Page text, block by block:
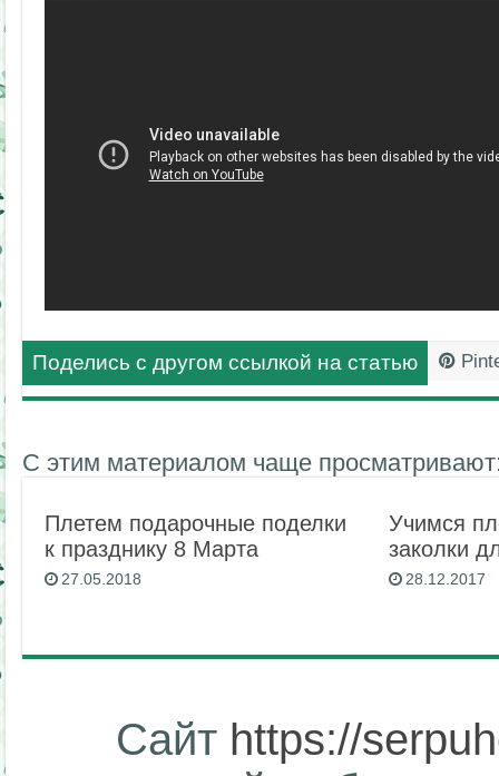
Поделись с другом ссылкой на статью
С этим материалом чаще
Плетем подарочные поделки
к празднику 8 Марта
27.05.2018
Учимся
заколки
28.12.2017
Сайт https://